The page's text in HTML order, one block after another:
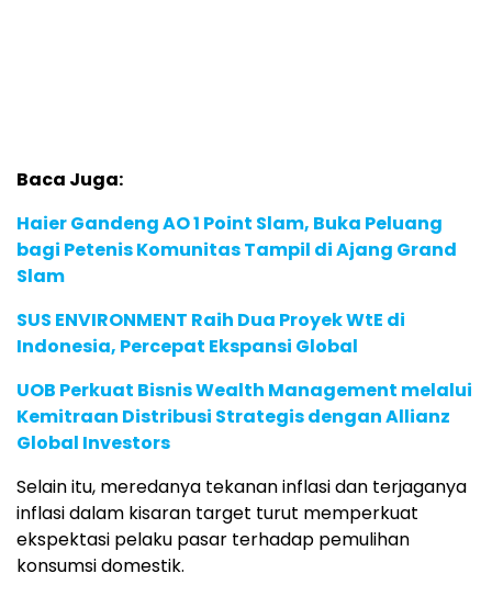
Baca Juga:
Haier Gandeng AO 1 Point Slam, Buka Peluang
bagi Petenis Komunitas Tampil di Ajang Grand
Slam
SUS ENVIRONMENT Raih Dua Proyek WtE di
Indonesia, Percepat Ekspansi Global
UOB Perkuat Bisnis Wealth Management melalui
Kemitraan Distribusi Strategis dengan Allianz
Global Investors
Selainitu, meredanya tekananinflasidan terjaganya
inflasidalam kisaran target turut memperkuat
ekspektasi pelaku pasar terhadap pemulihan
konsumsidomestik.